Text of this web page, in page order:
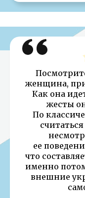
женщина,
Как она
жесты
По
ее
что
именно
внешние